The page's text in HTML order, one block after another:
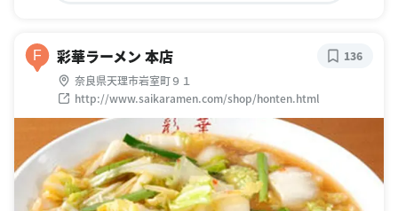
F 彩華ラーメン 本店
奈良県天理市岩室町９１
http://www.saikaramen.com/shop/honten.html
136